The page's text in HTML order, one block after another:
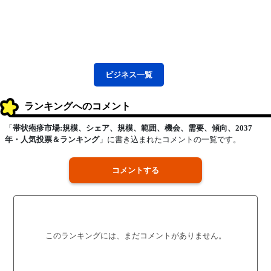
ビジネス一覧
ランキングへのコメント
「 帯状疱疹市場:規模、シェア、規模、範囲、機会、需要、傾向、2037
年・人気投票＆ランキング」に書き込まれたコメントの一覧です。
コメントする
このランキングには、まだコメントがありません。